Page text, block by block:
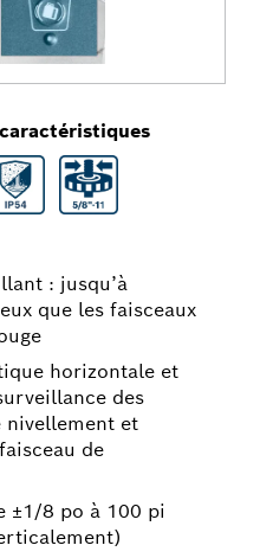
: jusqu’à
que les faisceaux
horizontale et
des
et
de
±1/8 po à 100 pi